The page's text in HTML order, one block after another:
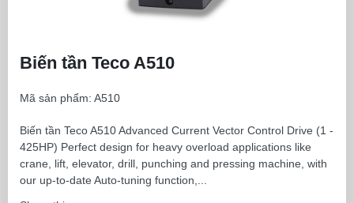
Biến tần Teco A510
Mã sản phẩm: A510
Biến tần Teco A510 Advanced Current Vector Control Drive (1 -
425HP) Perfect design for heavy overload applications like
crane, lift, elevator, drill, punching and pressing machine, with
our up-to-date Auto-tuning function,...